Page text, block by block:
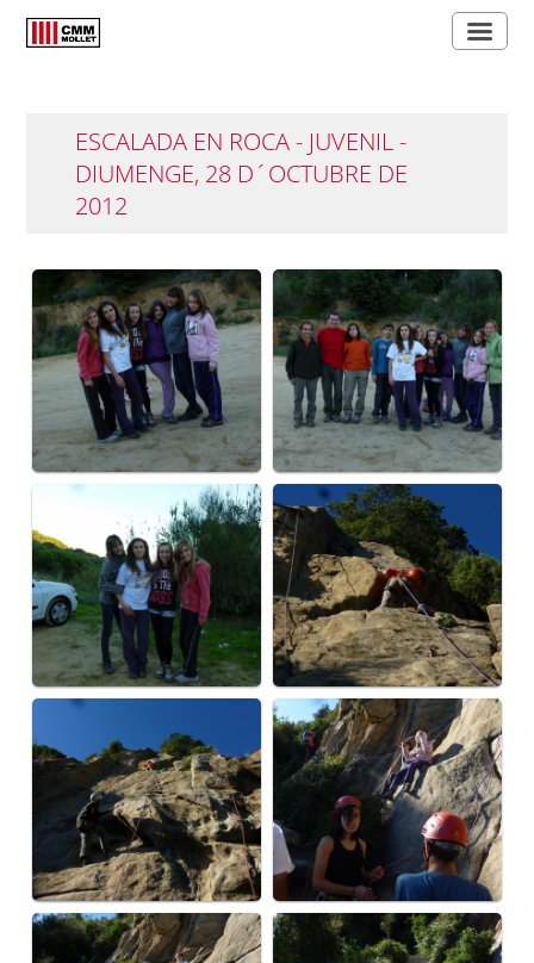
ESCALADA EN ROCA - JUVENIL -
DIUMENGE, 28 D´OCTUBRE DE
2012